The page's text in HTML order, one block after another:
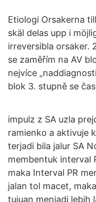
Etiologi Orsakerna
skäl delas upp i
irreversibla orsaker.
se zaměřím na AV
nejvíce
blok 3. stupně se
impulz z SA uzla
ramienko a aktivuje
terjadi bila jalur SA
membentuk interval
maka Interval PR
jalan tol macet,
tujuan menjadi lebih